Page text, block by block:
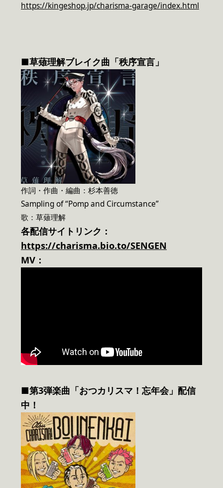
https://kingeshop.jp/charisma-garage/index.html
■草薙理解ブレイク曲「秩序宣言」
作詞・作曲・編曲：杉本善徳
Sampling of “Pomp and Circumstance”
歌：草薙理解
各配信サイトリンク：
https://charisma.bio.to/SENGEN
MV：
■第3弾楽曲「おつカリスマ！忘年会」配信
中！